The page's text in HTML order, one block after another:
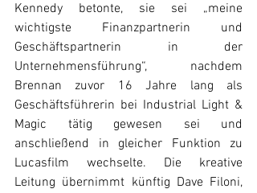
Kennedy betonte, sie sei „meine
wichtigste Finanzpartnerin und
Geschäftspartnerin in der
Unternehmensführung“, nachdem
Brennan zuvor 16 Jahre lang als
Geschäftsführerin bei Industrial Light &
Magic tätig gewesen sei und
anschließend in gleicher Funktion zu
Lucasfilm wechselte. Die kreative
Leitung übernimmt künftig Dave Filoni,